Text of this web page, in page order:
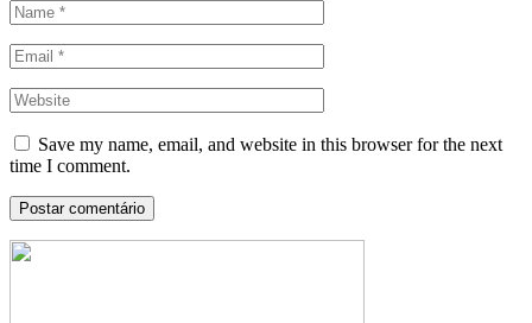
Save my name, email, and website in this browser for the next
time I comment.